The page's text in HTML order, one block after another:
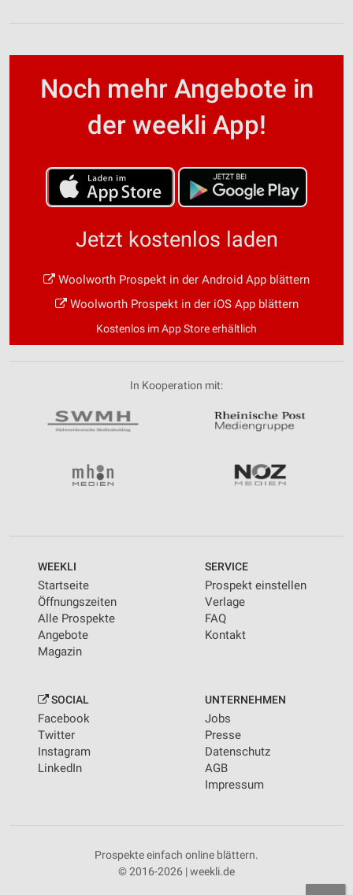
Noch mehr Angebote in
der weekli App!
Jetzt kostenlos laden
Woolworth Prospekt in der Android App blättern
Woolworth Prospekt in der iOS App blättern
Kostenlos im App Store erhältlich
In Kooperation mit:
WEEKLI
Startseite
Öffnungszeiten
Alle Prospekte
Angebote
Magazin
SERVICE
Prospekt einstellen
Verlage
FAQ
Kontakt
SOCIAL
Facebook
Twitter
Instagram
LinkedIn
UNTERNEHMEN
Jobs
Presse
Datenschutz
AGB
Impressum
Prospekte einfach online blättern.
© 2016-2026 | weekli.de